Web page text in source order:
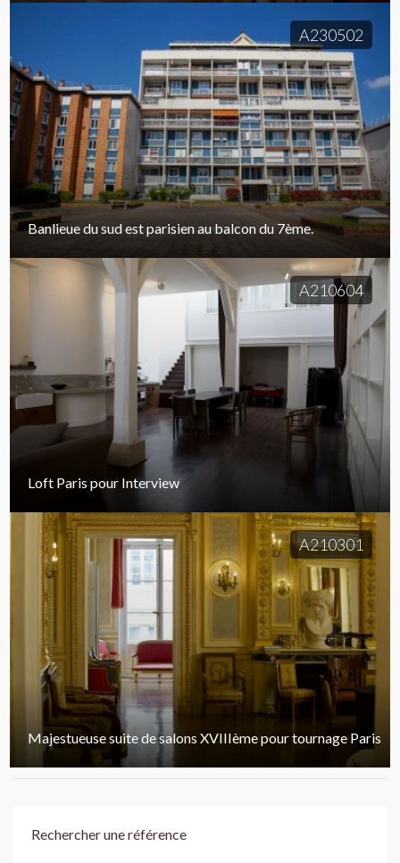
A230502
Banlieue du sud est parisien au balcon du 7ème.
A210604
Loft Paris pour Interview
A210301
Majestueuse suite de salons XVIIIème pour tournage Paris
Rechercher une référence